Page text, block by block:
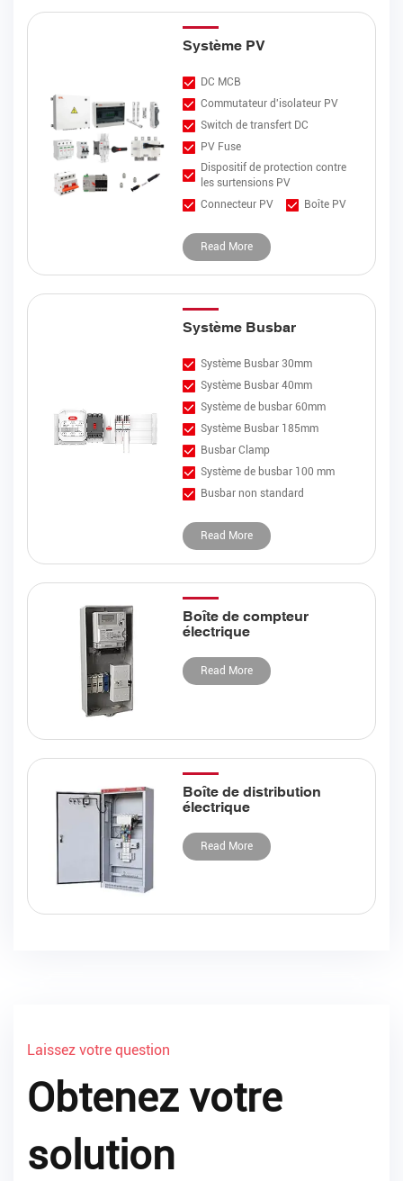
Système PV
DC MCB
Commutateur d'isolateur PV
Switch de transfert DC
PV Fuse
Dispositif de protection contre
les surtensions PV
Connecteur PV
Boîte PV
Read More
Système Busbar
Système Busbar 30mm
Système Busbar 40mm
Système de busbar 60mm
Système Busbar 185mm
Busbar Clamp
Système de busbar 100 mm
Busbar non standard
Read More
Boîte de compteur
électrique
Read More
Boîte de distribution
électrique
Read More
Laissez votre question
Obtenez votre
solution
Rechercher
Rechercher